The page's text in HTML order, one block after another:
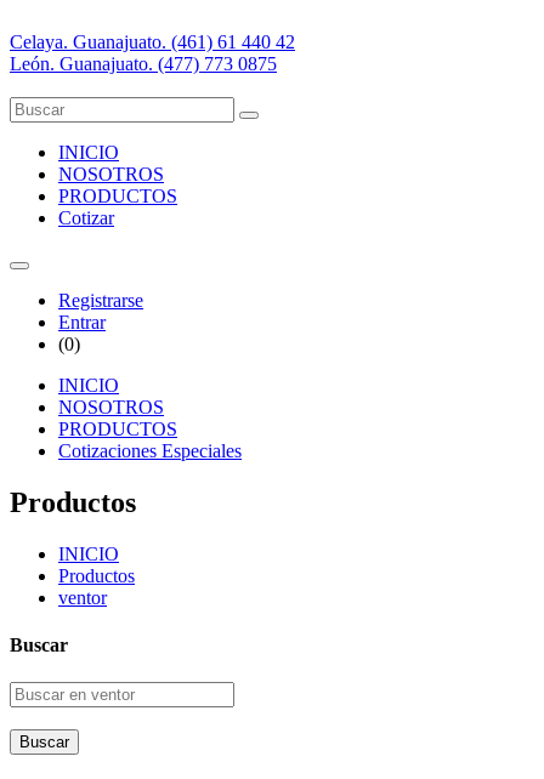
Celaya. Guanajuato. (461) 61 440 42
León. Guanajuato. (477) 773 0875
INICIO
NOSOTROS
PRODUCTOS
Cotizar
Registrarse
Entrar
(0)
INICIO
NOSOTROS
PRODUCTOS
Cotizaciones Especiales
Productos
INICIO
Productos
ventor
Buscar
Buscar